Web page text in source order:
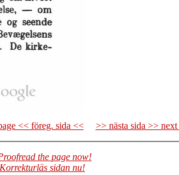
<< föreg. sida << >> nästa sida >>
the page now!
Korrekturläs sidan nu!